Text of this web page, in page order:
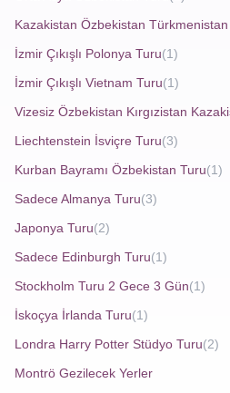
Roma döneminden kalma
taşıyan yapıları ve bohem
hem tarihi hem de kültürel
alışveriş yapma, geleneksel
tatma ve şehri yürüyerek keşfetme
Avrupa Rüyası, her biri
eşliğinde, bölgenin tarihi,
keşfederken Avrupa Rüyasının
ile unutulmaz bir tatil
Kazakistan Özbekistan
İzmir Çıkışlı Polonya Turu(1)
İzmir Çıkışlı Vietnam Turu(1)
Vizesiz Özbekistan Kırgızistan
Liechtenstein İsviçre Turu(3)
Kurban Bayramı Özbekistan Turu(1)
Sadece Almanya Turu(3)
Japonya Turu(2)
Sadece Edinburgh Turu(1)
Stockholm Turu 2 Gece 3 Gün(1)
İskoçya İrlanda Turu(1)
Londra Harry Potter Stüdyo Turu(2)
Montrö Gezilecek Yerler